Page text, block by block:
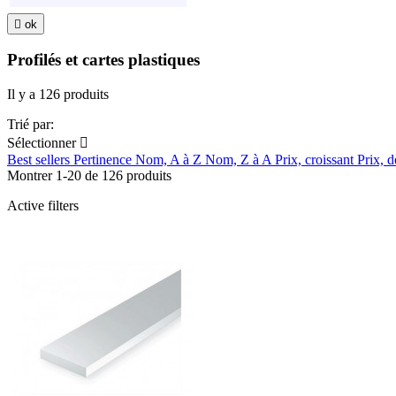
 ok
Profilés et cartes plastiques
Il y a 126 produits
Trié par:
Sélectionner 
Best sellers Pertinence Nom, A à Z Nom, Z à A Prix, croissant Prix,
Montrer 1-20 de 126 produits
Active filters